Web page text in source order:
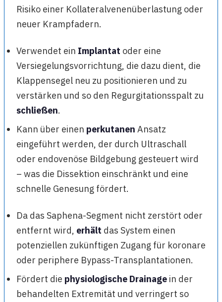
Risiko einer Kollateralvenenüberlastung oder
neuer Krampfadern.
Verwendet ein Implantat oder eine
Versiegelungsvorrichtung, die dazu dient, die
Klappensegel neu zu positionieren und zu
verstärken und so den Regurgitationsspalt zu
schließen.
Kann über einen perkutanen Ansatz
eingeführt werden, der durch Ultraschall
oder endovenöse Bildgebung gesteuert wird
– was die Dissektion einschränkt und eine
schnelle Genesung fördert.
Da das Saphena-Segment nicht zerstört oder
entfernt wird, erhält das System einen
potenziellen zukünftigen Zugang für koronare
oder periphere Bypass-Transplantationen.
Fördert die physiologische Drainage in der
behandelten Extremität und verringert so